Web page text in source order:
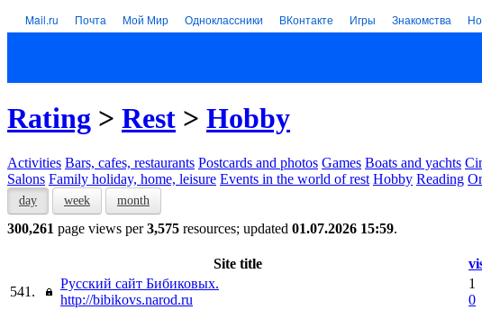
Mail.ru Почта Мой Мир Одноклассники ВКонтакте Игры Знакомства
Rating > Rest > Hobby
Activities Bars, cafes, restaurants Postcards and photos Games Boats and yachts
Salons Family holiday, home, leisure Events in the world of rest Hobby Reading
day week month
300,261 page views per3,575 resources; updated 01.07.2026 15:59.
Site title
541.
Русский сайт Бибиковых.
http://bibikovs.narod.ru
1
0